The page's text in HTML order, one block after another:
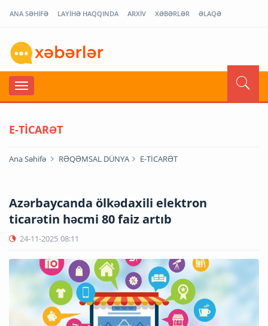
ANA SƏHİFƏ LAYİHƏ HAQQINDA ARXİV XƏBƏRLƏR ƏLAQƏ
E-TİCARƏT
Ana Səhifə RƏQƏMSAL DÜNYA E-TİCARƏT
Azərbaycanda ölkədaxili elektron
ticarətin həcmi 80 faiz artıb
24-11-2025 08:11